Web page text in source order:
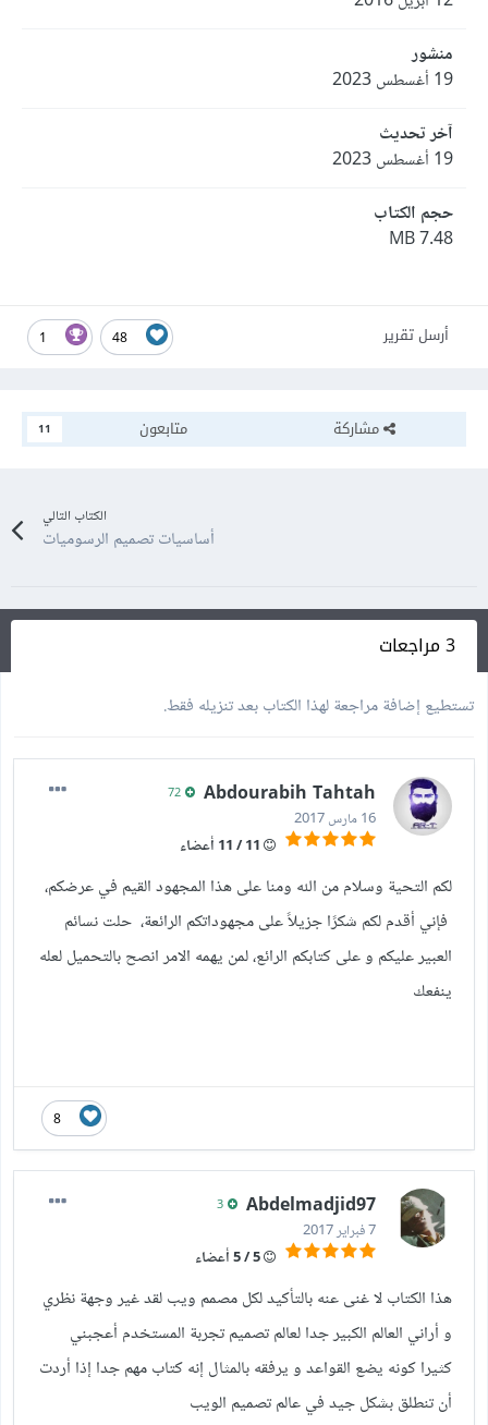
منشور
19 أغسطس 2023
آخر تحديث
19 أغسطس 2023
حجم الكتاب
7.48 MB
48
1 أرسل تقرير
مشاركة متابعون 11
الكتاب التالي
أساسيات تصميم الرسوميات
3 مراجعات
تستطيع إضافة مراجعة لهذا الكتاب بعد تنزيله فقط.
Abdourabih Tahtah
16 مارس 2017
لكم التحية وسلام من الله ومنا على هذا المجهود القيم في عرضكم،
فإني أقدم لكم شكرًا جزيلاً على مجهوداتكم الرائعة، حلت نسائم
العبير عليكم و على كتابكم الرائع، لمن يهمه الامر انصح بالتحميل لعله
ينفعك
8
Abdelmadjid97
7 فبراير 2017
هذا الكتاب لا غنى عنه بالتأكيد لكل مصمم ويب لقد غير وجهة نظري
و أراني العالم الكبير جدا لعالم تصميم تجربة المستخدم أعجبني
كثيرا كونه يضع القواعد و يرفقه بالمثال إنه كتاب مهم جدا إذا أردت
أن تنطلق بشكل جيد في عالم تصميم الويب